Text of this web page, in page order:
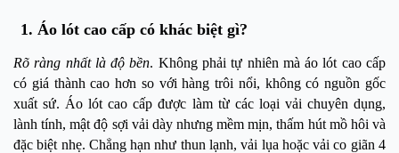
1. Áo lót cao cấp có khác biệt gì?
Rõ ràng nhất là độ bền. Không phải tự nhiên mà áo lót cao cấp
có giá thành cao hơn so với hàng trôi nổi, không có nguồn gốc
xuất sứ. Áo lót cao cấp được làm từ các loại vải chuyên dụng,
lành tính, mật độ sợi vải dày nhưng mềm mịn, thấm hút mồ hôi và
đặc biệt nhẹ. Chẳng hạn như thun lạnh, vải lụa hoặc vải co giãn 4